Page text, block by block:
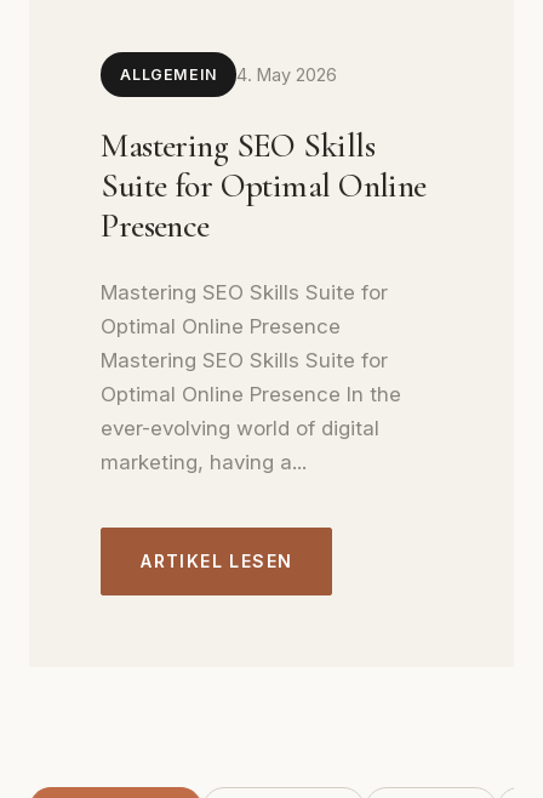
ALLGEMEIN 4. May 2026
Mastering SEO Skills
Suite for Optimal Online
Presence
Mastering SEO Skills Suite for
Optimal Online Presence
Mastering SEO Skills Suite for
Optimal Online Presence In the
ever-evolving world of digital
marketing, having a...
ARTIKEL LESEN